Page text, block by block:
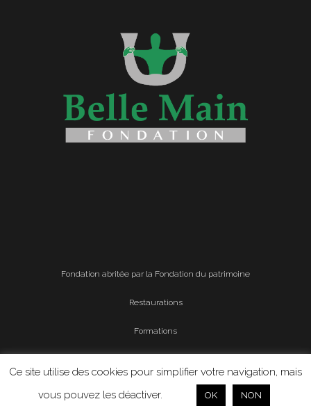
Fondation abritée par la Fondation du patrimoine
Restaurations
Formations
Ce site utilise des cookies pour simplifier votre navigation, mais
vous pouvez les déactiver.
OK NON